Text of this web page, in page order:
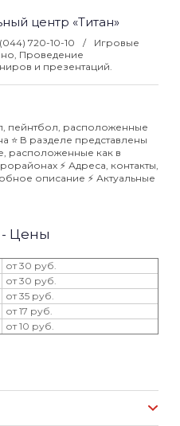
центр «Титан»
720-10-10
Игровые
Проведение
и презентаций.
пейнтбол, расположенные
⭐️ В разделе представлены
расположенные как в
⚡️ Адреса, контакты,
описание ⚡️ Актуальные
- Цены
от 30 руб.
от 30 руб.
от 35 руб.
от 17 руб.
от 10 руб.